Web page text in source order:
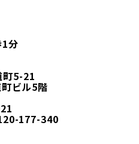
分
町5-21
ビル5階
177-340